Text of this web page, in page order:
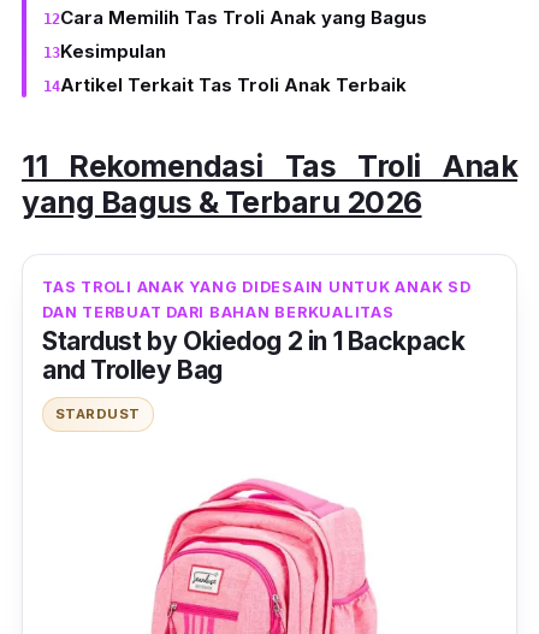
Cara Memilih Tas Troli Anak yang Bagus
Kesimpulan
Artikel Terkait Tas Troli Anak Terbaik
11 Rekomendasi Tas Troli Anak
yang Bagus & Terbaru 2026
TAS TROLI ANAK YANG DIDESAIN UNTUK ANAK SD
DAN TERBUAT DARI BAHAN BERKUALITAS
Stardust by Okiedog 2 in 1 Backpack
and Trolley Bag
STARDUST